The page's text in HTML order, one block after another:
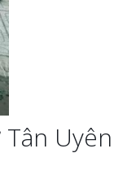
Uyên
Công Ty Mica
quảng cáo tại